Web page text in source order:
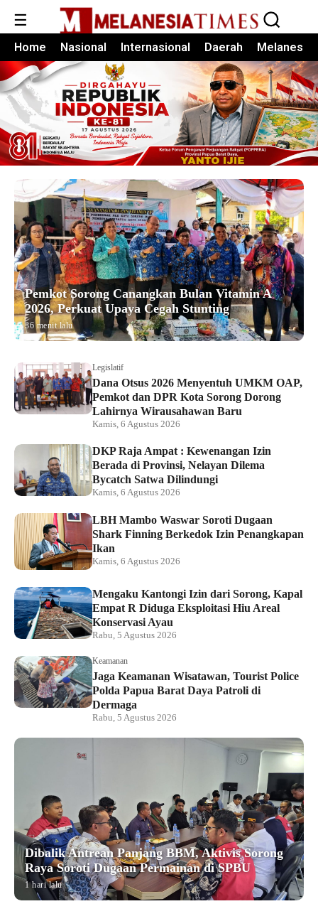
☰
Home Nasional Internasional Daerah Melanesia
Pemkot Sorong Canangkan Bulan Vitamin A
2026, Perkuat Upaya Cegah Stunting
36 menit lalu
Legislatif
Dana Otsus 2026 Menyentuh UMKM OAP,
Pemkot dan DPR Kota Sorong Dorong
Lahirnya Wirausahawan Baru
Kamis, 6 Agustus 2026
DKP Raja Ampat : Kewenangan Izin
Berada di Provinsi, Nelayan Dilema
Bycatch Satwa Dilindungi
Kamis, 6 Agustus 2026
LBH Mambo Waswar Soroti Dugaan
Shark Finning Berkedok Izin Penangkapan
Ikan
Kamis, 6 Agustus 2026
Mengaku Kantongi Izin dari Sorong, Kapal
Empat R Diduga Eksploitasi Hiu Areal
Konservasi Ayau
Rabu, 5 Agustus 2026
Keamanan
Jaga Keamanan Wisatawan, Tourist Police
Polda Papua Barat Daya Patroli di
Dermaga
Rabu, 5 Agustus 2026
Dibalik Antrean Panjang BBM, Aktivis Sorong
Raya Soroti Dugaan Permainan di SPBU
1 hari lalu